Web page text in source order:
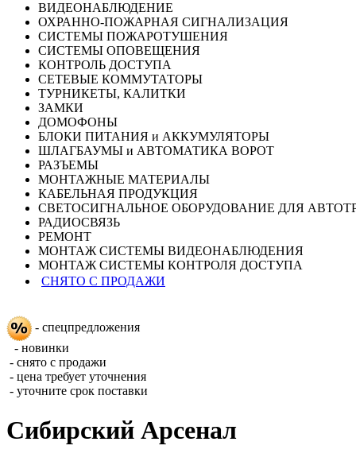
ВИДЕОНАБЛЮДЕНИЕ
ОХРАННО-ПОЖАРНАЯ СИГНАЛИЗАЦИЯ
СИСТЕМЫ ПОЖАРОТУШЕНИЯ
СИСТЕМЫ ОПОВЕЩЕНИЯ
КОНТРОЛЬ ДОСТУПА
СЕТЕВЫЕ КОММУТАТОРЫ
ТУРНИКЕТЫ, КАЛИТКИ
ЗАМКИ
ДОМОФОНЫ
БЛОКИ ПИТАНИЯ и АККУМУЛЯТОРЫ
ШЛАГБАУМЫ и АВТОМАТИКА ВОРОТ
РАЗЪЕМЫ
МОНТАЖНЫЕ МАТЕРИАЛЫ
КАБЕЛЬНАЯ ПРОДУКЦИЯ
СВЕТОСИГНАЛЬНОЕ ОБОРУДОВАНИЕ ДЛЯ
РАДИОСВЯЗЬ
РЕМОНТ
МОНТАЖ СИСТЕМЫ ВИДЕОНАБЛЮДЕНИЯ
МОНТАЖ СИСТЕМЫ КОНТРОЛЯ ДОСТУПА
СНЯТО С ПРОДАЖИ
- спецпредложения
- новинки
- снято с продажи
- цена требует уточнения
- уточните срок поставки
Сибирский Арсенал